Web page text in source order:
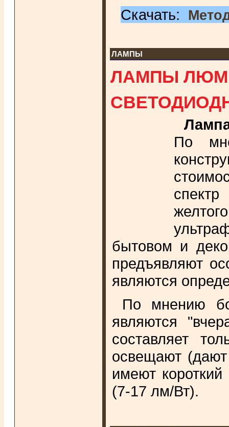
Скачать:
ЛАМПЫ
ЛАМПЫ
По
бытовом и
предъявляют
являются
По мнению
являются
составляет
освещают
имеют
(7-17 лм/Вт).